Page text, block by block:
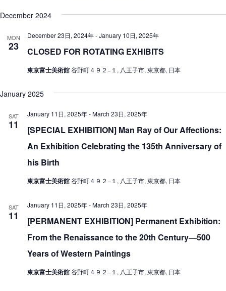
December 2024
MON
23 CLOSED FOR ROTATING EXHIBITS
December 23日, 2024年-January 10日, 2025年
東京富士美術館谷野町４９２−１, 八王子市, 東京都, 日本
January 2025
SAT
11
[SPECIAL EXHIBITION] Man Ray of Our Affections:
An Exhibition Celebrating the 135th Anniversary of
his Birth
January 11日, 2025年-March 23日, 2025年
東京富士美術館谷野町４９２−１, 八王子市, 東京都, 日本
SAT
11
[PERMANENT EXHIBITION] Permanent Exhibition:
From the Renaissance to the 20th Century—500
Years of Western Paintings
January 11日, 2025年-March 23日, 2025年
東京富士美術館谷野町４９２−１, 八王子市, 東京都, 日本